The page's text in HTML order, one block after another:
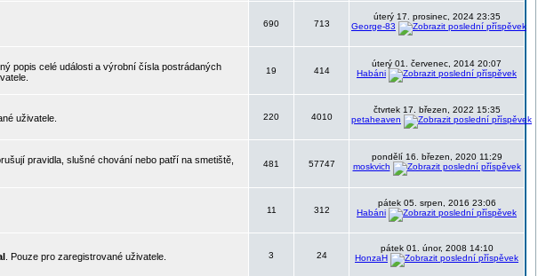
690 713
úterý 17. prosinec, 2024 23:35
George-83
popis celé události a výrobní čísla postrádaných
19 414
úterý 01. červenec, 2014 20:07
Habáni
uživatele. 220 4010
čtvrtek 17. březen, 2022 15:35
petaheaven
pravidla, slušné chování nebo patří na smetiště,
481 57747
pondělí 16. březen, 2020 11:29
moskvich
11 312
pátek 05. srpen, 2016 23:06
Habáni
. Pouze pro zaregistrované uživatele. 3 24
pátek 01. únor, 2008 14:10
HonzaH